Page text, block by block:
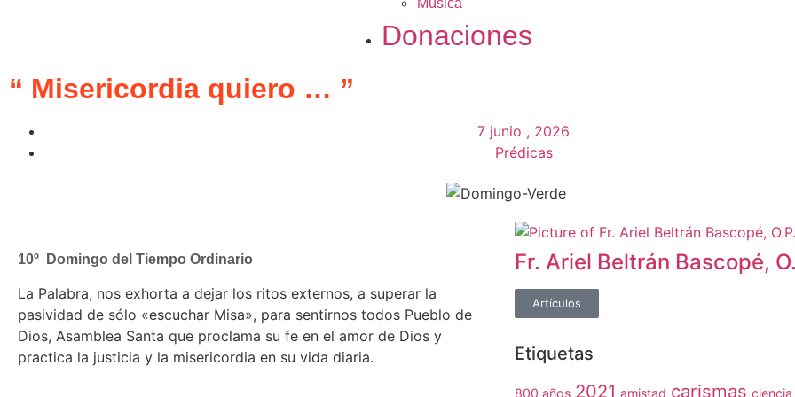
Música
Donaciones
“ Misericordia quiero … ”
7 junio , 2026
Prédicas
10º Domingo del Tiempo Ordinario
La Palabra, nos exhorta a dejar los ritos externos, a superar la
pasividad de sólo «escuchar Misa», para sentirnos todos Pueblo de
Dios, Asamblea Santa que proclama su fe en el amor de Dios y
practica la justicia y la misericordia en su vida diaria.
Fr. Ariel Beltrán Bascopé,
Artículos
Etiquetas
800 años 2021 amistad carismas ciencia